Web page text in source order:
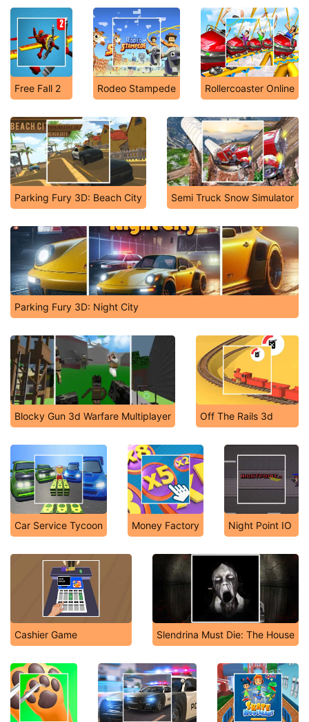
Free Fall 2 Rodeo Stampede Rollercoaster Online
Parking Fury 3D: Beach City Semi Truck Snow Simulator
Parking Fury 3D: Night City
Blocky Gun 3d Warfare Multiplayer Off The Rails 3d
Car Service Tycoon Money Factory Night Point IO
Cashier Game Slendrina Must Die: The House